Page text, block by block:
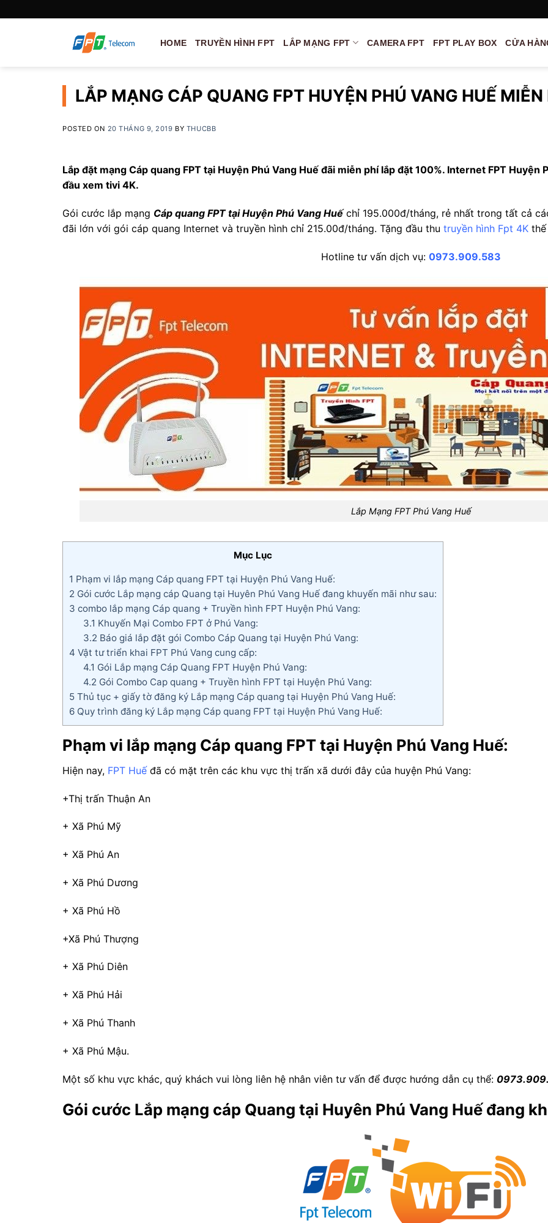
to
HOME TRUYỀN HÌNH FPT LẮP MẠNG FPT CAMERA FPT FPT PLAY BOX CỬA
LẮP MẠNG CÁP QUANG FPT HUYỆN PHÚ VANG HUẾ
POSTED ON 20 THÁNG 9, 2019 BY THUCBB
Lắp đặt mạng Cáp quang FPT tại Huyện Phú Vang Huế đãi miễn phí lắp đặt 100%. Internet FPT
đầu xem tivi 4K.
Gói cước lắp mạng Cáp quang FPT tại Huyện Phú Vang Huếchỉ 195.000đ/tháng, rẻ nhất trong tất cả
đãi lớn với gói cáp quang Internet và truyền hình chỉ 215.00đ/tháng. Tặng đầu thu truyền hình Fpt 4K
Hotline tư vấn dịch vụ: 0973.909.583
Lắp Mạng FPT Phú Vang Huế
Mục Lục
1 Phạm vi lắp mạng Cáp quang FPT tại Huyện Phú Vang Huế:
2 Gói cước Lắp mạng cáp Quang tại Huyên Phú Vang Huế đang khuyến mãi như sau:
3 combo lắp mạng Cáp quang + Truyền hình FPT Huyện Phú Vang:
3.1 Khuyến Mại Combo FPT ở Phú Vang:
3.2 Báo giá lắp đặt gói Combo Cáp Quang tại Huyện Phú Vang:
4 Vật tư triển khai FPT Phú Vang cung cấp:
4.1 Gói Lắp mạng Cáp Quang FPT Huyện Phú Vang:
4.2 Gói Combo Cap quang + Truyền hình FPT tại Huyện Phú Vang:
5 Thủ tục + giấy tờ đăng ký Lắp mạng Cáp quang tại Huyện Phú Vang Huế:
6 Quy trình đăng ký Lắp mạng Cáp quang FPT tại Huyện Phú Vang Huế:
Phạm vi lắp mạng Cáp quang FPT tại Huyện Phú Vang Huế:
Hiện nay, FPT Huếđã có mặt trên các khu vực thị trấn xã dưới đây của huyện Phú Vang:
+Thị trấn Thuận An
+ Xã Phú Mỹ
+ Xã Phú An
+ Xã Phú Dương
+ Xã Phú Hồ
+Xã Phú Thượng
+ Xã Phú Diên
+ Xã Phú Hải
+ Xã Phú Thanh
+ Xã Phú Mậu.
Một số khu vực khác, quý khách vui lòng liên hệ nhân viên tư vấn để được hướng dẫn cụ thể:
Gói cước Lắp mạng cáp Quang tại Huyên Phú Vang Huế đang